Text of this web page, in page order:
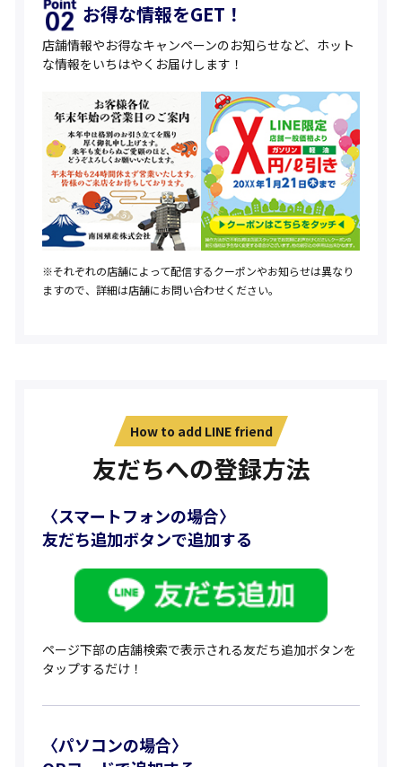
お得な情報をGET！
店舗情報やお得なキャンペーンのお知らせなど、ホット
な情報をいちはやくお届けします！
※それぞれの店舗によって配信するクーポンやお知らせは異なり
ますので、詳細は店舗にお問い合わせください。
How to add LINE friend
友だちへの登録方法
〈スマートフォンの場合〉
友だち追加ボタンで追加する
ページ下部の店舗検索で表示される友だち追加ボタンを
タップするだけ！
〈パソコンの場合〉